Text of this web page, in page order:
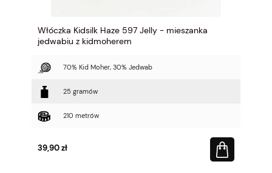
Włóczka Kidsilk Haze 597 Jelly - mieszanka
jedwabiu z kidmoherem
70% Kid Moher, 30% Jedwab
25 gramów
210 metrów
39,90 zł